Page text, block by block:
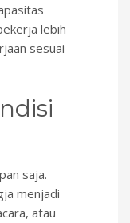
lebih
sesuai
saja.
menjadi
atau